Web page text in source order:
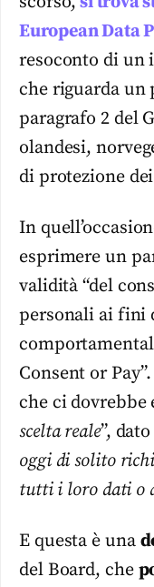
European Data
resoconto di un
che riguarda un
paragrafo 2 del
olandesi,
di protezione
In
esprimere un
validità “del
personali ai fini
Consent or
che ci dovrebbe
scelta reale”,
oggi di solito
tutti i loro dati o
E questa è una
del Board, che